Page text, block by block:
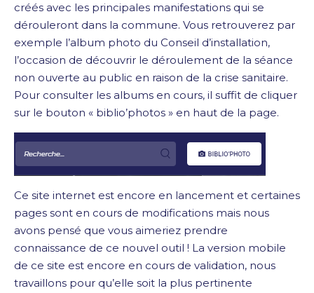
créés avec les principales manifestations qui se
dérouleront dans la commune. Vous retrouverez par
exemple l’album photo du Conseil d’installation,
l’occasion de découvrir le déroulement de la séance
non ouverte au public en raison de la crise sanitaire.
Pour consulter les albums en cours, il suffit de cliquer
sur le bouton « biblio’photos » en haut de la page.
Ce site internet est encore en lancement et certaines
pages sont en cours de modifications mais nous
avons pensé que vous aimeriez prendre
connaissance de ce nouvel outil ! La version mobile
de ce site est encore en cours de validation, nous
travaillons pour qu’elle soit la plus pertinente